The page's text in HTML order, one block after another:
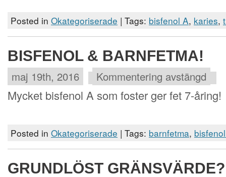
Posted in Okategoriserade | Tags: bisfenol A, karies,
BISFENOL & BARNFETMA!
maj 19th, 2016 Kommentering avstängd
Mycket bisfenol A som foster ger fet 7-åring!
Posted in Okategoriserade | Tags: barnfetma,
GRUNDLÖST GRÄNSVÄRDE?